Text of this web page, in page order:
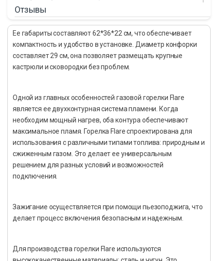
Отзывы
Ее габариты составляют 62*36*22 см, что обеспечивает
компактность и удобство в установке. Диаметр конфорки
составляет 29 см, она позволяет размещать крупные
кастрюли и сковородки без проблем.
Одной из главных особенностей газовой горелки Flare
является ее двухконтурная система пламени. Когда
необходим мощный нагрев, оба контура обеспечивают
максимальное пламя. Горелка Flare спроектирована для
использования с различными типами топлива: природным и
сжиженным газом. Это делает ее универсальным
решением для разных условий и возможностей
подключения.
Зажигание осуществляется при помощи пьезоподжига, что
делает процесс включения безопасным и надежным.
Для производства горелки Flare используются